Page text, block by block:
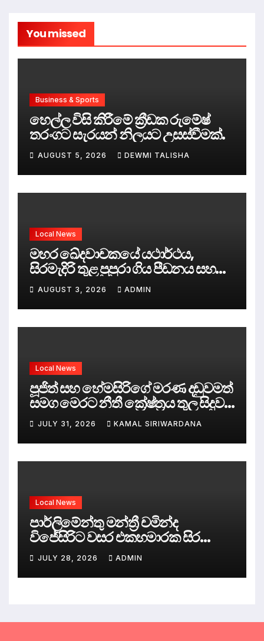
You missed
Business & Sports
හෙල්ල විසි කිරීමේ ක්‍රීඩක රුමේෂ්
තරංගට සැරයන් නිලයට උසස්වීමක්.
AUGUST 5, 2026 DEWMI TALISHA
Local News
මහර ඛේදවාචකයේ යථාර්ථය,
සිරමැදිරි තුළ පුපුරා ගිය පීඩනය සහ
පලිගැනීමේ දේශපාලනය
AUGUST 3, 2026 ADMIN
Local News
පූජිත් සහ හේමසිරිගේ මරණ දඩුවමත්
සමග මෙරට නීතී ක්‍රේෂ්ත්‍රය තුල සිදුව
ඇත්තේ කුමක්ද ?
JULY 31, 2026 KAMAL SIRIWARDANA
Local News
පාර්ලිමේන්තු මන්ත්‍රී චමින්ද
විජේසිරිට වසර එකහමාරක සිර
දඬුවම්.
JULY 28, 2026 ADMIN